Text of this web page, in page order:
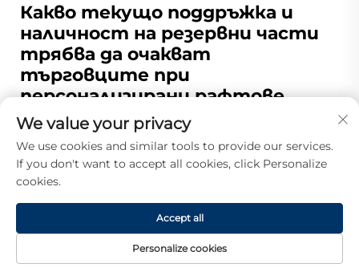
Какво текущо поддръжка и
наличност на резервни части
трябва да очакват
търговците при
персонализирани рафтове,
доставени директно от
производителя?
Системите за рафтове за супермаркети,
произведени директно от фабриката и
обикновено включват изчерпателно
гаранционно покритие и гарантирани
НАЧАЛНА
We value your privacy
We use cookies and similar tools to provide our services.
If you don't want to accept all cookies, click Personalize
cookies.
Personalize cookies
Accept all